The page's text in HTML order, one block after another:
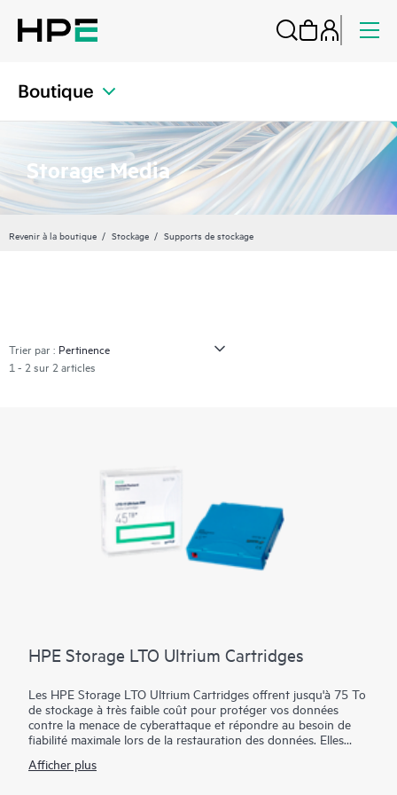
Boutique
Storage Media
Revenir à la boutique Stockage Supports de stockage
Trier par :
1 - 2 sur 2 articles
HPE Storage LTO Ultrium Cartridges
Les HPE Storage LTO Ultrium Cartridges offrent jusqu'à 75 To
de stockage à très faible coût pour protéger vos données
contre la menace de cyberattaque et répondre au besoin de
fiabilité maximale lors de la restauration des données. Elles
recommandations des organismes en charge de l'application de
Afficher plus